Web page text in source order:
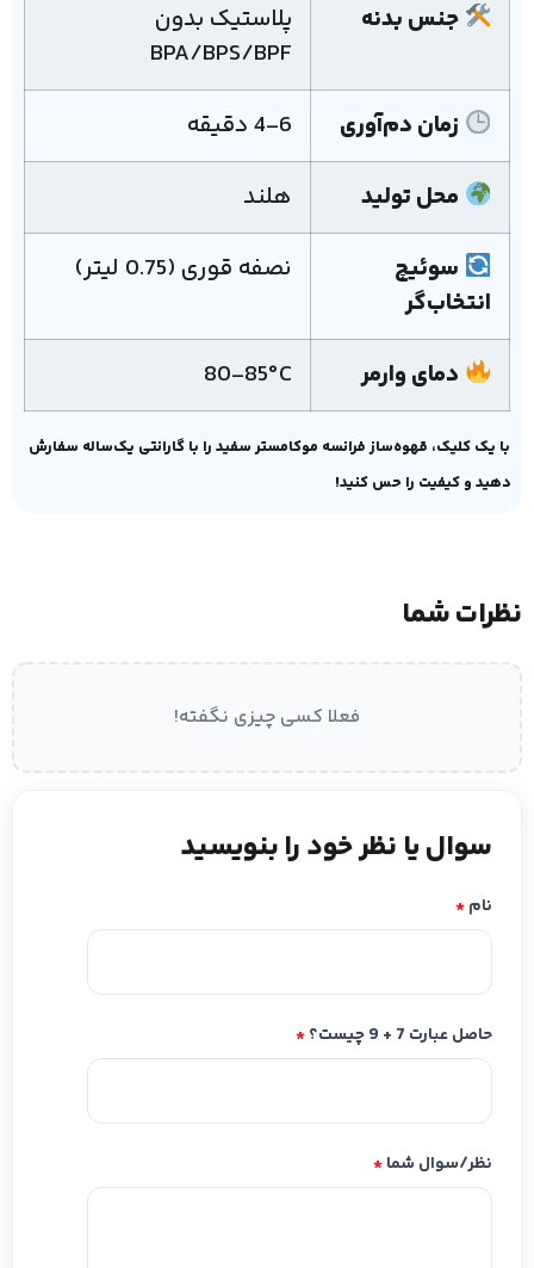
جنس بدنه
پلاستیک بدون
BPA/BPS/BPF
زمان دم‌آوری
4-6 دقیقه
محل تولید
هلند
سوئیچ
انتخاب‌گر
نصفه قوری (0.75 لیتر)
دمای وارمر 80-85°C
با یک کلیک، قهوه‌ساز فرانسه موکامستر سفید را با گارانتی یک‌ساله سفارش
دهید و کیفیت را حس کنید!
نظرات شما
فعلا کسی چیزی نگفته!
سوال یا نظر خود را بنویسید
نام*
حاصل عبارت 7 + 9 چیست؟ *
نظر/سوال شما*